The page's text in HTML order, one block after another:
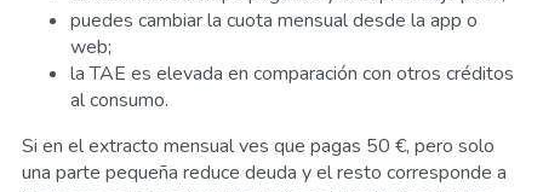
puedes cambiar la cuota mensual desde la app o
web;
la TAE es elevada en comparación con otros créditos
al consumo.
Si en el extracto mensual ves que pagas 50 €, pero solo
una parte pequeña reduce deuda y el resto corresponde a